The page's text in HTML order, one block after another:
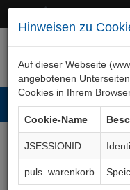
Hinweisen zu
Auf dieser Webseite
angebotenen
Cookies in Ihrem
Cookie-Name
JSESSIONID
puls_warenkorb